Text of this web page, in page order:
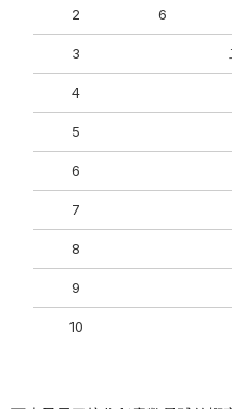
2 6
3
4
5
6
7
8
9
10